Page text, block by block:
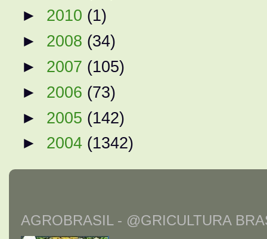
► 2010 (1)
► 2008 (34)
► 2007 (105)
► 2006 (73)
► 2005 (142)
► 2004 (1342)
AGROBRASIL - @GRICULTURA